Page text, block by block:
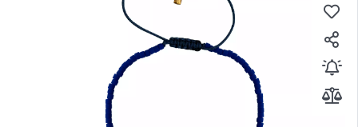
نمایندگی ها
مجله روبی
درباره ما